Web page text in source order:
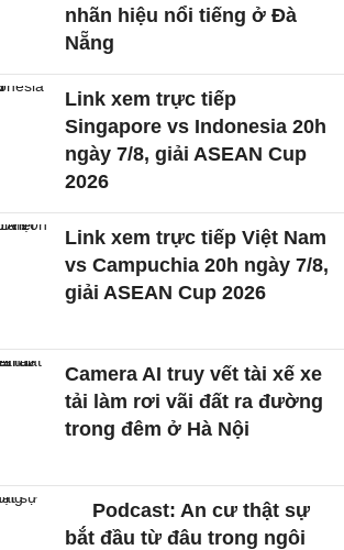
nhãn hiệu nổi tiếng ở Đà
Nẵng
Link xem trực tiếp
Singapore vs Indonesia 20h
ngày 7/8, giải ASEAN Cup
2026
Link xem trực tiếp Việt Nam
vs Campuchia 20h ngày 7/8,
giải ASEAN Cup 2026
Camera AI truy vết tài xế xe
tải làm rơi vãi đất ra đường
trong đêm ở Hà Nội
Podcast: An cư thật sự
bắt đầu từ đâu trong ngôi